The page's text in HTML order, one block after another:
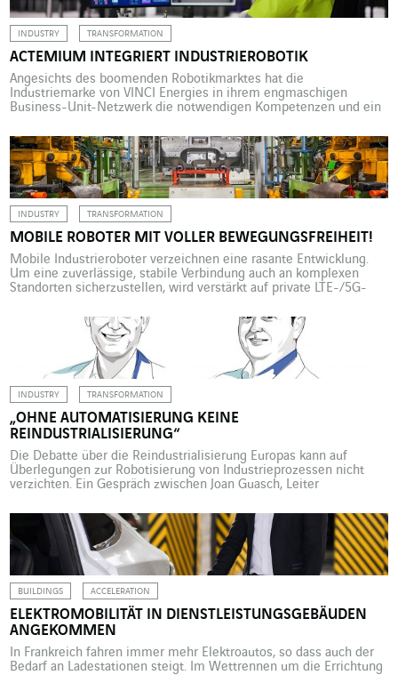
ist […]
INDUSTRY TRANSFORMATION
ACTEMIUM INTEGRIERT INDUSTRIEROBOTIK
Angesichts des boomenden Robotikmarktes hat die
Industriemarke von VINCI Energies in ihrem engmaschigen
Business-Unit-Netzwerk die notwendigen Kompetenzen und ein
sich als eine der bedeutendsten Systemintegratorinnen in diesem
Bereich. Flexibilität, Kostensenkung, Produktivitätssteigerung,
Qualitätsverbesserung, Arbeitserleichterung, besserer
Arbeitsschutz – die Industrierobotik bietet viele Vorteile. Um ihre
Kund:innen bei der Implementierung entsprechender
Anwendungen […]
INDUSTRY TRANSFORMATION
MOBILE ROBOTER MIT VOLLER BEWEGUNGSFREIHEIT!
Mobile Industrieroboter verzeichnen eine rasante Entwicklung.
Um eine zuverlässige, stabile Verbindung auch an komplexen
Standorten sicherzustellen, wird verstärkt auf private LTE-/5G-
diesem Bereich ab, vom Hafen Rotterdam bis hin zur
Hauptverwaltung von Mercedes-Benz in Frankreich. Private 5G-
Netze für die Industrie gewährleisten, wenn sie bei
Robotikanwendungen eingesetzt werden, zuverlässige […]
INDUSTRY TRANSFORMATION
„OHNE AUTOMATISIERUNG KEINE
REINDUSTRIALISIERUNG“
Die Debatte über die Reindustrialisierung Europas kann auf
Überlegungen zur Robotisierung von Industrieprozessen nicht
verzichten. Ein Gespräch zwischen Joan Guasch, Leiter
Eurecat in Spanien, und Christophe Rousseau, Direktor von
Actemium, der Industriemarke von VINCI Energies. In einem
Punkt scheinen sich alle einig: Ohne eine beschleunigte
Automatisierung wird die Reindustrialisierung […]
BUILDINGS ACCELERATION
ELEKTROMOBILITÄT IN DIENSTLEISTUNGSGEBÄUDEN
ANGEKOMMEN
In Frankreich fahren immer mehr Elektroautos, so dass auch der
Bedarf an Ladestationen steigt. Im Wettrennen um die Errichtung